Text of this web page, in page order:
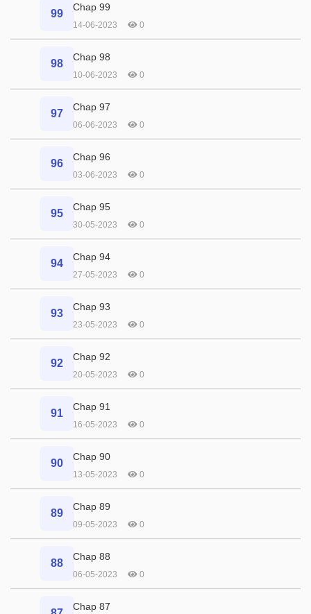
99
Chap 99
14-06-2023 0
98
Chap 98
10-06-2023 0
97
Chap 97
06-06-2023 0
96
Chap 96
03-06-2023 0
95
Chap 95
30-05-2023 0
94
Chap 94
27-05-2023 0
93
Chap 93
23-05-2023 0
92
Chap 92
20-05-2023 0
91
Chap 91
16-05-2023 0
90
Chap 90
13-05-2023 0
89
Chap 89
09-05-2023 0
88
Chap 88
06-05-2023 0
Chap 87